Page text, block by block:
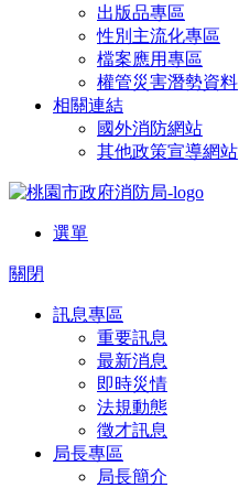
出版品專區
性別主流化專區
檔案應用專區
權管災害潛勢資料
相關連結
國外消防網站
其他政策宣導網站
選單
關閉
訊息專區
重要訊息
最新消息
即時災情
法規動態
徵才訊息
局長專區
局長簡介